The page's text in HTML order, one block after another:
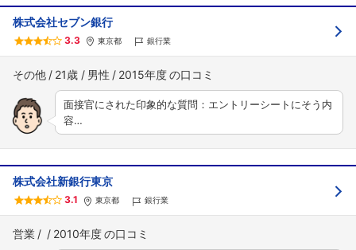
株式会社セブン銀行
3.3 東京都 銀行業
その他 21歳 男性 2015年度
面接官にされた印象的な質問：エントリーシートにそう内
容…
株式会社新銀行東京
3.1 東京都 銀行業
営業 2010年度